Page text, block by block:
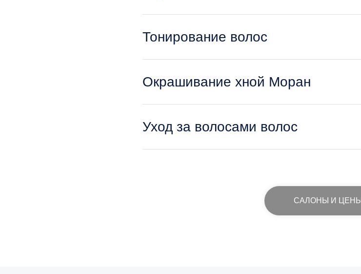
Тонирование волос
Окрашивание хной Моран
Уход за волосами волос
САЛОНЫ И ЦЕНЫ